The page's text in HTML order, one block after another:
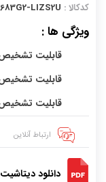
کدکالا : LIZS2U
ویژگی ها :
قابلیت
قابلیت تشخیص
قابلیت تشخیص
ارتباط آنلاین
دانلود